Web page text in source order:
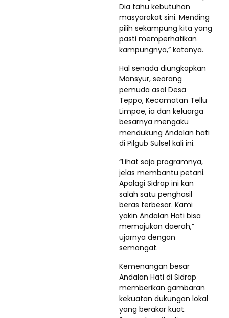
Dia tahu kebutuhan
masyarakat sini. Mending
pilih sekampung kita yang
pasti memperhatikan
kampungnya,” katanya.
Hal senada diungkapkan
Mansyur, seorang
pemuda asal Desa
Teppo, Kecamatan Tellu
Limpoe, ia dan keluarga
besarnya mengaku
mendukung Andalan hati
di Pilgub Sulsel kali ini.
“Lihat saja programnya,
jelas membantu petani.
Apalagi Sidrap ini kan
salah satu penghasil
beras terbesar. Kami
yakin Andalan Hati bisa
memajukan daerah,”
ujarnya dengan
semangat.
Kemenangan besar
Andalan Hati di Sidrap
memberikan gambaran
kekuatan dukungan lokal
yang berakar kuat.